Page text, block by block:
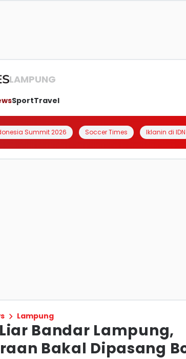
LAMPUNG
SportTravel
Summit 2026 Soccer Times Iklanin di IDN
Lampung
Bandar Lampung,
Bakal Dipasang